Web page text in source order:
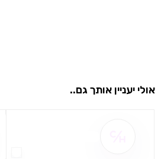
אולי יעניין אותך גם..